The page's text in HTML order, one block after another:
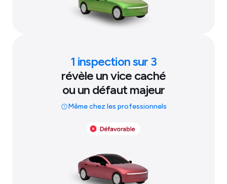
1 inspection sur 3
révèle un vice caché
ou un défaut majeur
Même chez les professionnels